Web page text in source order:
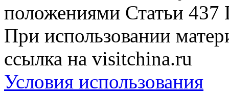
положениями Статьи 437
При использовании
ссылка на visitchina.ru
Условия использования